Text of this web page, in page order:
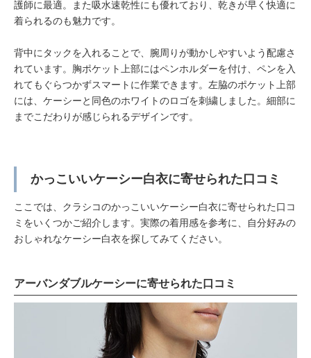
護師に最適。また吸水速乾性にも優れており、乾きが早く快適に
着られるのも魅力です。
背中にタックを入れることで、腕周りが動かしやすいよう配慮さ
れています。胸ポケット上部にはペンホルダーを付け、ペンを入
れてもぐらつかずスマートに作業できます。左脇のポケット上部
には、ケーシーと同色のホワイトのロゴを刺繍しました。細部に
までこだわりが感じられるデザインです。
かっこいいケーシー白衣に寄せられた口コミ
ここでは、クラシコのかっこいいケーシー白衣に寄せられた口コ
ミをいくつかご紹介します。実際の着用感を参考に、自分好みの
おしゃれなケーシー白衣を探してみてください。
アーバンダブルケーシーに寄せられた口コミ